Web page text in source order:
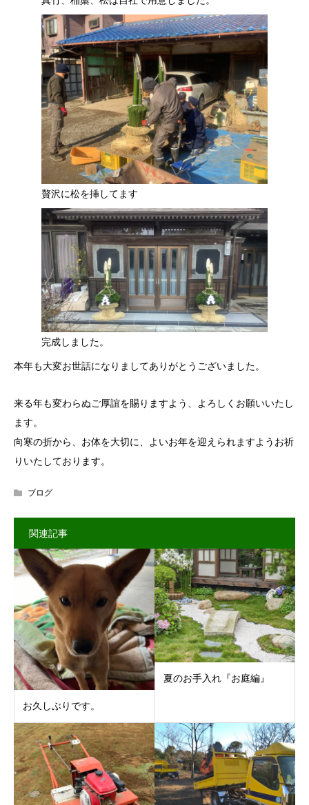
贅沢に松を挿してます
完成しました。
本年も大変お世話になりましてありがとうございました。
来る年も変わらぬご厚誼を賜りますよう、よろしくお願いいたし
ます。
向寒の折から、お体を大切に、よいお年を迎えられますようお祈
りいたしております。
ブログ
関連記事
お久しぶりです。
夏のお手入れ『お庭編』